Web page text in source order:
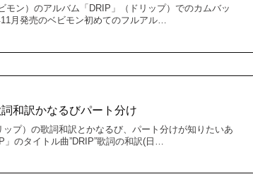
ン）のアルバム「DRIP」（ドリップ）でのカムバッ
月発売のベビモン初めてのフルアル…
和訳かなるびパート分け
プ）の歌詞和訳とかなるび、パート分けが知りたいあ
のタイトル曲”DRIP”歌詞の和訳(日…